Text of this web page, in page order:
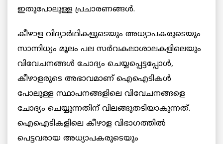
ഇതുപോലുള്ള പ്രചാരണങ്ങൾ.
കീഴാള വിദ്യാർഥികളുടെയും അധ്യാപകരുടെയും
സാന്നിധ്യം മൂലം പല സർവകലാശാലകളിലെയും
വിവേചനങ്ങൾ ചോദ്യം ചെയ്യപ്പെട്ടപ്പോൾ,
കീഴാളരുടെ അഭാവമാണ് ഐഐടികൾ
പോലുള്ള സ്ഥാപനങ്ങളിലെ വിവേചനങ്ങളെ
ചോദ്യം ചെയ്യുന്നതിന് വിലങ്ങുതടിയാകുന്നത്.
ഐഐടികളിലെ കീഴാള വിഭാഗത്തിൽ
പെട്ടവരായ അധ്യാപകരുടെയും